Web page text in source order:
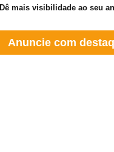
Dê mais visibilidade ao seu
Anuncie com